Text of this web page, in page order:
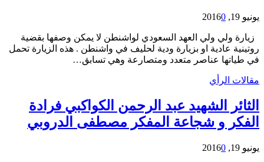
يونيو 19, 2016 0
زيارة ولي ولي العهد السعودي لواشنطن لا يمكن وصفها بقضية
روتينية عادية او بزيارة ودية لحليف في واشنطن . هذه الزيارة تحمل
في طياتها عناصر متعدد ومتصارعة وهي تسابق…
مقالات الرأي
الثائر الشهيد عبد الرحمن الكواكبي فرادة
الفكر و شجاعة المفكر مصطفى الدروبي
يونيو 19, 2016 0